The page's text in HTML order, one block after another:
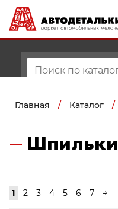
Главная / Каталог /
Шпильки
1 2 3 4 5 6 7 →